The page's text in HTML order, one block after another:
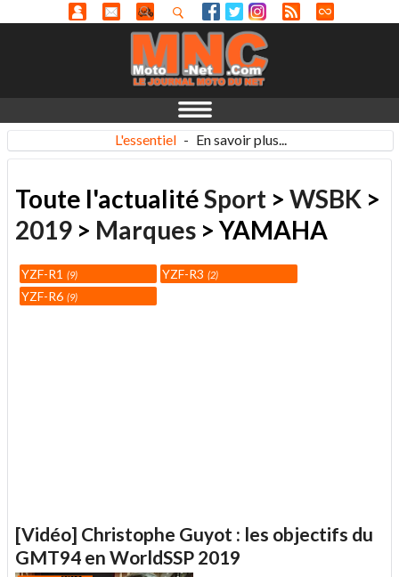
L'essentiel - En savoir plus...
Toute l'actualitéSport > WSBK >
2019 > Marques > YAMAHA
YZF-R1 9 YZF-R3 2
YZF-R6 9
[Vidéo] Christophe Guyot : les objectifs du
GMT94 en WorldSSP 2019